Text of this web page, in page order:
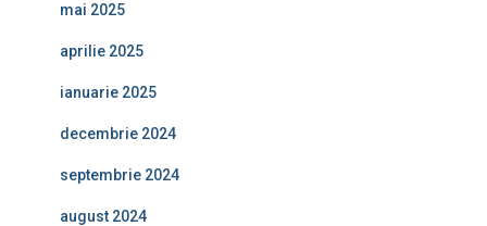
mai 2025
aprilie 2025
ianuarie 2025
decembrie 2024
septembrie 2024
august 2024